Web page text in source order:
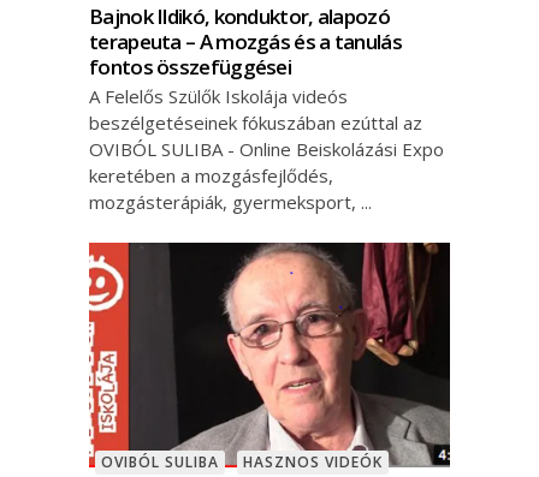
Bajnok Ildikó, konduktor, alapozó
terapeuta – A mozgás és a tanulás
fontos összefüggései
A Felelős Szülők Iskolája videós
beszélgetéseinek fókuszában ezúttal az
OVIBÓL SULIBA - Online Beiskolázási Expo
keretében a mozgásfejlődés,
mozgásterápiák, gyermeksport,
OVIBÓL SULIBA HASZNOS VIDEÓK